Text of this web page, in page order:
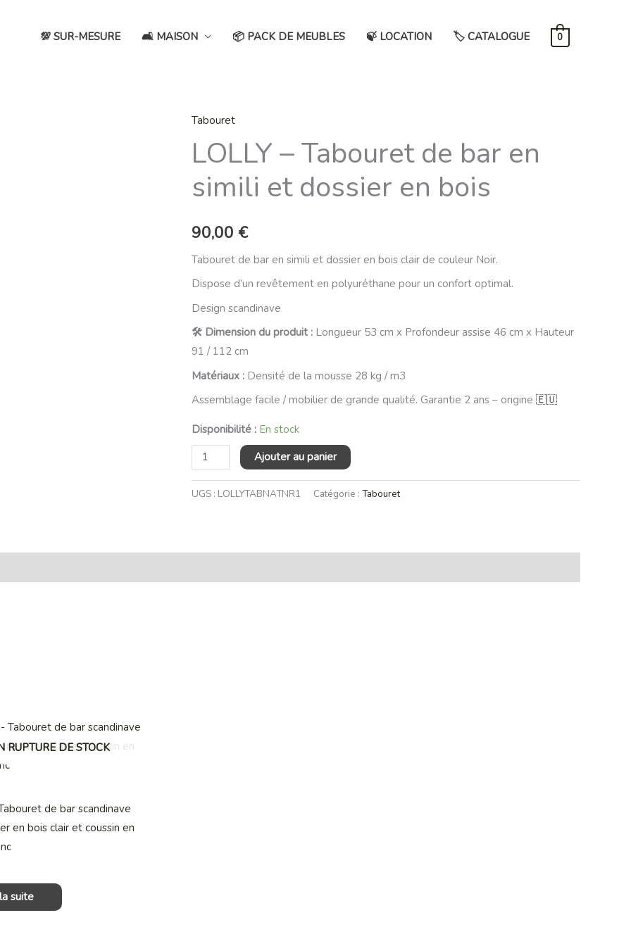
💯 SUR-MESURE 🛋️ MAISON 📦 PACK DE MEUBLES 🍃 LOCATION 🏷️ CATALOGUE 0
Tabouret
LOLLY – Tabouret de bar en
simili et dossier en bois
90,00 €
Tabouret de bar en simili et dossier en bois clair de couleur Noir.
Dispose d’un revêtement en polyuréthane pour un confort optimal.
Design scandinave
🛠️ Dimension du produit : Longueur 53 cm x Profondeur assise 46 cm x Hauteur
91 / 112 cm
Matériaux : Densité de la mousse 28 kg / m3
Assemblage facile / mobilier de grande qualité. Garantie 2 ans – origine 🇪🇺
Disponibilité : En stock
quantité
de
LOLLY
-
Tabouret
bar
en
simili
dossier
en
bois
Ajouter au panier
UGS : LOLLYTABNATNR1 Catégorie : Tabouret
RUPTURE DE STOCK
de bar scandinave
en bois clair et coussin en
suite